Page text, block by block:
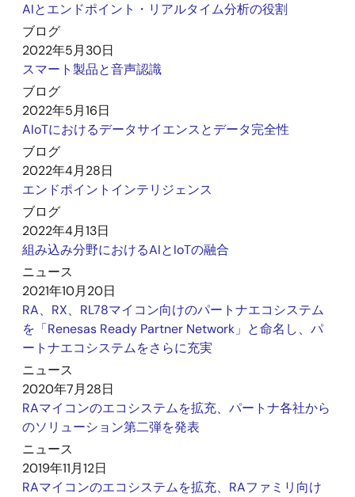
AIとエンドポイント・リアルタイム分析の役割
ブログ
2022年5月30日
スマート製品と音声認識
ブログ
2022年5月16日
AIoTにおけるデータサイエンスとデータ完全性
ブログ
2022年4月28日
エンドポイントインテリジェンス
ブログ
2022年4月13日
組み込み分野におけるAIとIoTの融合
ニュース
2021年10月20日
RA、RX、RL78マイコン向けのパートナエコシステム
を「Renesas Ready Partner Network」と命名し、パ
ートナエコシステムをさらに充実
ニュース
2020年7月28日
RAマイコンのエコシステムを拡充、パートナ各社から
のソリューション第二弾を発表
ニュース
2019年11月12日
RAマイコンのエコシステムを拡充、RAファミリ向け